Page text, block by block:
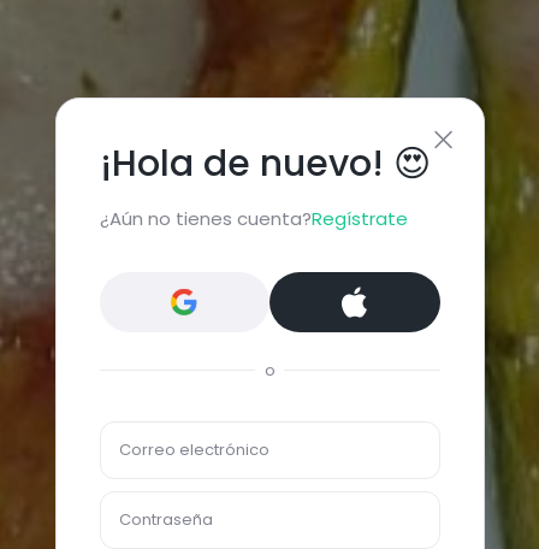
¡Hola de nuevo! 😍
¿Aún no tienes cuenta?Regístrate
o
Correo electrónico
Contraseña